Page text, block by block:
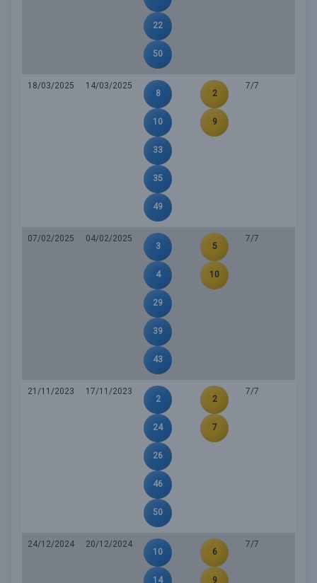
22
50
18/03/2025
14/03/2025
8
10
33
35
49
2
9
7/7
07/02/2025
04/02/2025
3
4
29
39
43
5
10
7/7
21/11/2023
17/11/2023
2
24
26
46
50
2
7
7/7
24/12/2024
20/12/2024
10
14
6
9
7/7